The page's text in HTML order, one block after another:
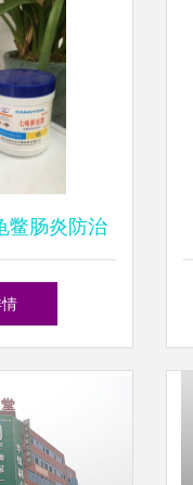
鳖肠炎防治
康管理